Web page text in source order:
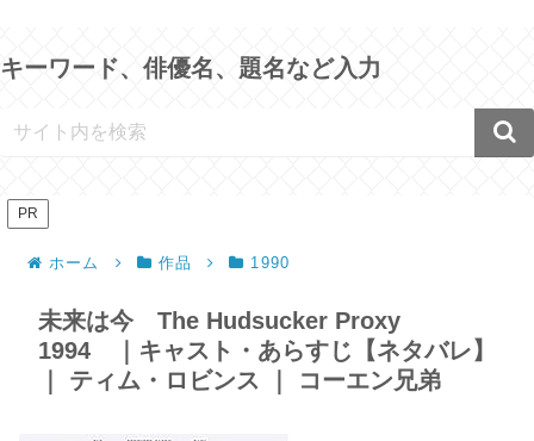
キーワード、俳優名、題名など入力
PR
ホーム 作品 1990
未来は今 The Hudsucker Proxy
1994 ｜キャスト・あらすじ【ネタバレ】
｜ ティム・ロビンス ｜ コーエン兄弟